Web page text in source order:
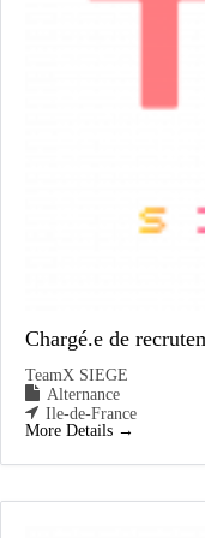
Chargé.e de
TeamX SIEGE
Alternance
Ile-de-France
More Details